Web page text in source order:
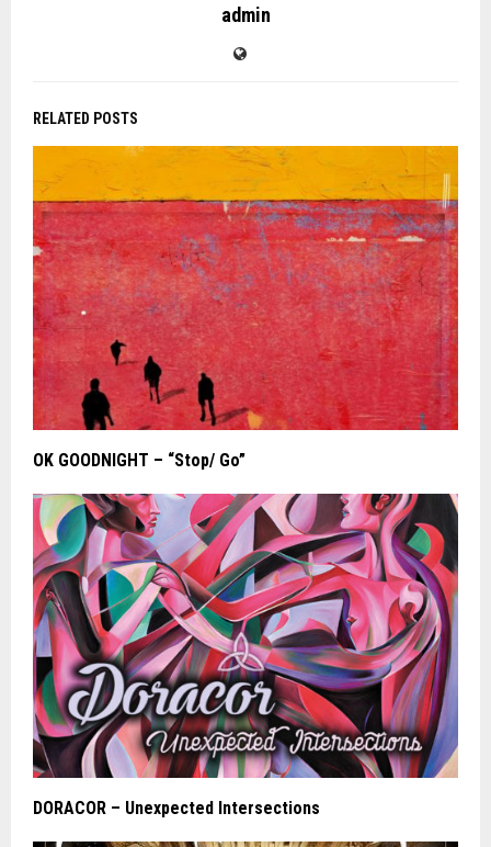
admin
RELATED POSTS
OK GOODNIGHT – “Stop/ Go”
DORACOR – Unexpected Intersections